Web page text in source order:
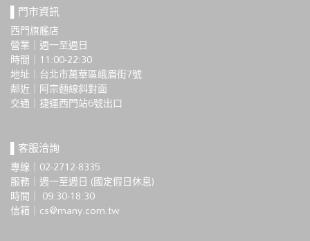
▌門市資訊
西門旗艦店
營業｜週一至週日
時間｜11:00-22:30
地址｜台北市萬華區峨眉街7號
鄰近｜阿宗麵線斜對面
交通｜捷運西門站6號出口
▌客服洽詢
專線｜02-2712-8335
服務｜週一至週日 (國定假日休息)
時間｜ 09:30-18:30
信箱｜cs@many.com.tw